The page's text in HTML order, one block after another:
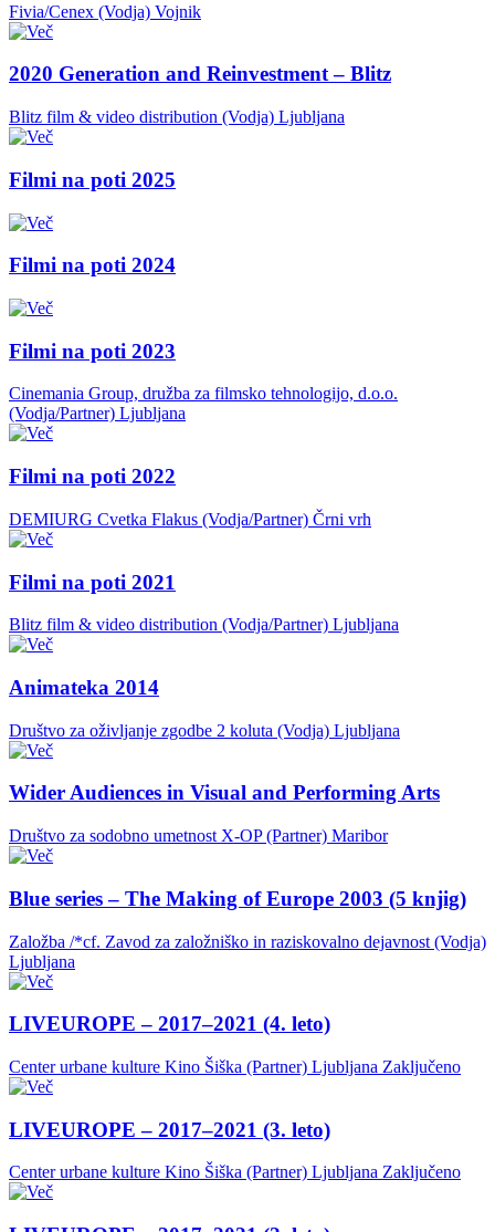
Fivia/Cenex (Vodja) Vojnik
2020 Generation and Reinvestment – Blitz
Blitz film & video distribution (Vodja) Ljubljana
Filmi na poti 2025
Filmi na poti 2024
Filmi na poti 2023
Cinemania Group, družba za filmsko tehnologijo, d.o.o.
(Vodja/Partner) Ljubljana
Filmi na poti 2022
DEMIURG Cvetka Flakus (Vodja/Partner) Črni vrh
Filmi na poti 2021
Blitz film & video distribution (Vodja/Partner) Ljubljana
Animateka 2014
Društvo za oživljanje zgodbe 2 koluta (Vodja) Ljubljana
Wider Audiences in Visual and Performing Arts
Društvo za sodobno umetnost X-OP (Partner) Maribor
Blue series – The Making of Europe 2003 (5 knjig)
Založba /*cf. Zavod za založniško in raziskovalno dejavnost (Vodja)
Ljubljana
LIVEUROPE – 2017–2021 (4. leto)
Center urbane kulture Kino Šiška (Partner) Ljubljana Zaključeno
LIVEUROPE – 2017–2021 (3. leto)
Center urbane kulture Kino Šiška (Partner) Ljubljana Zaključeno